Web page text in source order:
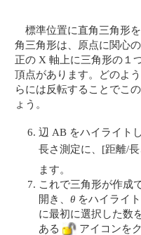
標準位置に直角三角形
角三角形は、原点に関心
正の X 軸上に三角形の１
頂点があります。どのよ
らには反転することでこ
ょう。
辺 AB をハイライト
長さ測定に、[距離/長
ます。
これで三角形が作成
開き、 θ をハイライ
に最初に選択した数
ある
アイコンを